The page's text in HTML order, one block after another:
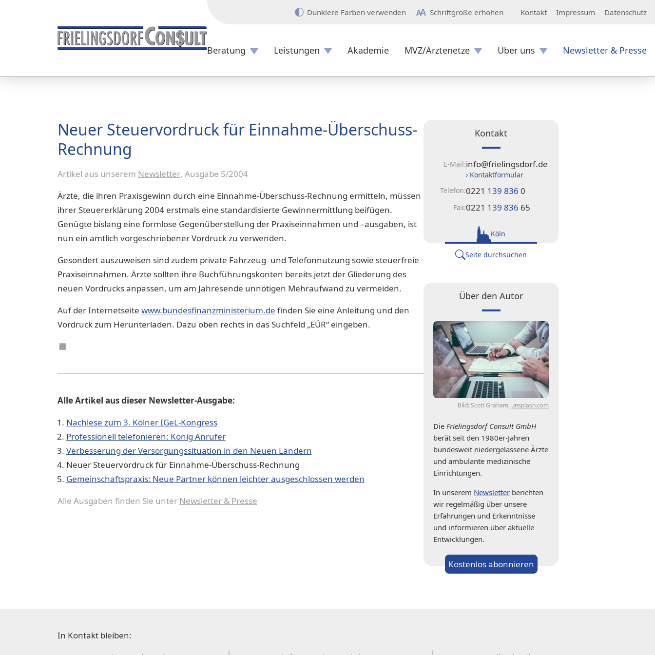
Beratung Leistungen Akademie MVZ/Ärztenetze Über uns Newsletter & Presse
Dunklere Farben verwenden Schriftgröße erhöhen Kontakt Impressum Datenschutz
Neuer Steuervordruck für Einnahme-Überschuss-
Rechnung
Artikel aus unserem Newsletter, Ausgabe 5/2004
Ärzte, die ihren Praxisgewinn durch eine Einnahme-Überschuss-Rechnung ermitteln, müssen
ihrer Steuererklärung 2004 erstmals eine standardisierte Gewinnermittlung beifügen.
Genügte bislang eine formlose Gegenüberstellung der Praxiseinnahmen und –ausgaben, ist
nun ein amtlich vorgeschriebener Vordruck zu verwenden.
Gesondert auszuweisen sind zudem private Fahrzeug- und Telefonnutzung sowie steuerfreie
Praxiseinnahmen. Ärzte sollten ihre Buchführungskonten bereits jetzt der Gliederung des
neuen Vordrucks anpassen, um am Jahresende unnötigen Mehraufwand zu vermeiden.
Auf der Internetseite www.bundesfinanzministerium.de finden Sie eine Anleitung und den
Vordruck zum Herunterladen. Dazu oben rechts in das Suchfeld „EÜR“ eingeben.
◼︎
Alle Artikel aus dieser Newsletter-Ausgabe:
Nachlese zum 3. Kölner IGeL-Kongress
Professionell telefonieren: König Anrufer
Verbesserung der Versorgungssituation in den Neuen Ländern
Neuer Steuervordruck für Einnahme-Überschuss-Rechnung
Gemeinschaftspraxis: Neue Partner können leichter ausgeschlossen werden
Alle Ausgaben finden Sie unter Newsletter & Presse
Kontakt
E-Mail:info@frielingsdorf.de
› Kontaktformular
Telefon:0221 139 836 0
Fax:0221 139 836 65
Köln
Seite durchsuchen
Über den Autor
Bild: Scott Graham, unsplash.com
DieFrielingsdorf Consult GmbH
berät seit den 1980er-Jahren
bundesweit niedergelassene Ärzte
und ambulante medizinische
Einrichtungen.
In unserem Newsletter berichten
wir regelmäßig über unsere
Erfahrungen und Erkenntnisse
und informieren über aktuelle
Entwicklungen.
Kostenlos abonnieren
In Kontakt bleiben: